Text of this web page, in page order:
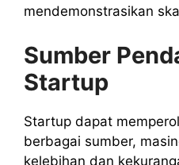
mendemonstrasikan
Sumber
Startup
Startup dapat
berbagai sumber,
kelebihan dan